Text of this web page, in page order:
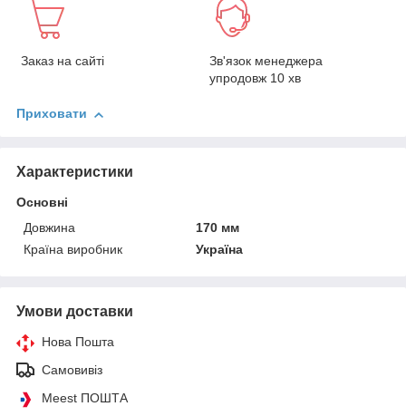
Заказ на сайті
Зв'язок менеджера
упродовж 10 хв
Приховати
Характеристики
Основні
Довжина
170 мм
Країна виробник
Україна
Умови доставки
Нова Пошта
Самовивіз
Meest ПОШТА